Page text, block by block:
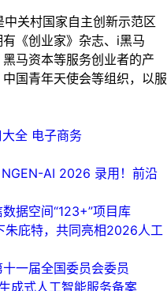
关村国家自主创新示范区
《创业家》杂志、i黑马
马资本等服务创业者的产
国青年天使会等组织，以服
全 电子商务
AI 2026 录用！前沿
据空间“123+”项目库
朱庇特，共同亮相2026人工
一届全国委员会委员
成式人工智能服务备案